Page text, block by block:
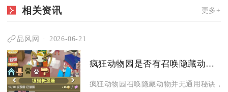
相关资讯 更多+
品风网 2026-06-21
疯狂动物园是否有召唤隐藏动物的秘诀
疯狂动物园召唤隐藏动物并无通用秘诀，